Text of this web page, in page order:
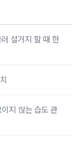
설거지 할 때 한
지 않는 습도 관